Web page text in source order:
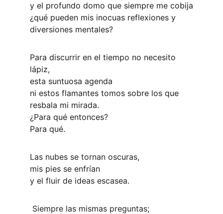
y el profundo domo que siempre me cobija
¿qué pueden mis inocuas reflexiones y
diversiones mentales?
Para discurrir en el tiempo no necesito
lápiz,
esta suntuosa agenda
ni estos flamantes tomos sobre los que
resbala mi mirada.
¿Para qué entonces?
Para qué.
Las nubes se tornan oscuras,
mis pies se enfrían
y el fluir de ideas escasea.
Siempre las mismas preguntas;